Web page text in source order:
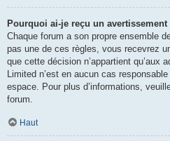
Pourquoi ai-je reçu un avertissement
Chaque forum a son propre ensemble
pas une de ces règles, vous recevrez
que cette décision n’appartient qu’aux
Limited n’est en aucun cas
espace. Pour plus d’informations,
forum.
Haut